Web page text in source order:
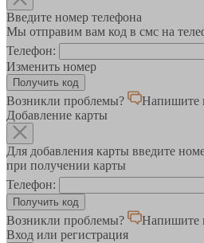
Введите номер телефона
Мы отправим вам код в смс на
Телефон:
Изменить номер
Возникли проблемы?
Напишите
Добавление карты
Для добавления карты введите
при получении карты
Телефон:
Возникли проблемы?
Напишите
Вход или регистрация